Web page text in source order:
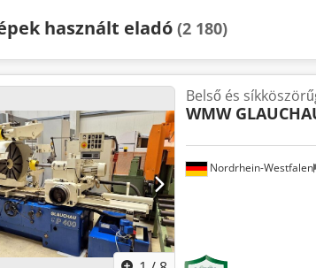
használt eladó (2 180)
Nordrhein-Westfalen
Belső és
WMW